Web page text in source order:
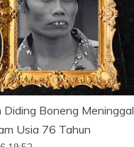
Diding Boneng Meninggal
Usia 76 Tahun